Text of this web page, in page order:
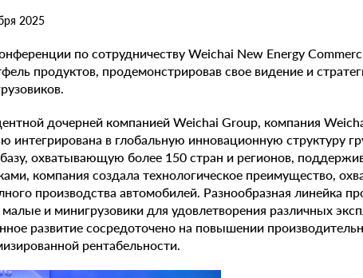
2025
по сотрудничеству Weichai New Energy
продуктов, продемонстрировав свое видение и
дочерней компанией Weichai Group, компания
интегрирована в глобальную инновационную структуру
охватывающую более 150 стран и регионов,
компания создала технологическое преимущество,
производства автомобилей. Разнообразная линейка
малые и минигрузовики для удовлетворения различных
развитие сосредоточено на повышении
рентабельности.